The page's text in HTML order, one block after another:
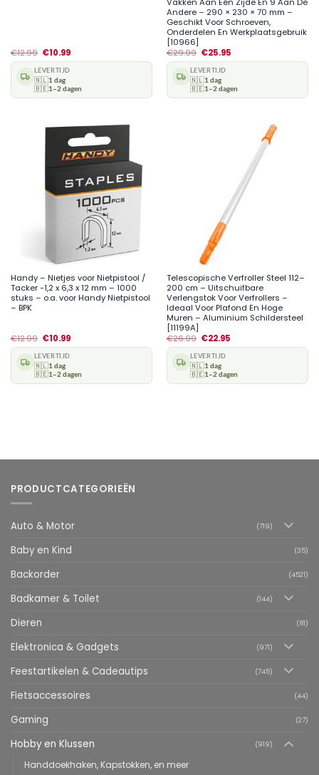
€12.99 €10.99
LEVERTIJD
🇳🇱1 dag
🇧🇪1–2 dagen
Andere – 290 × 230 × 70 mm –
Geschikt Voor Schroeven,
Onderdelen En Werkplaatsgebruik
[10966]
€29.99 €25.95
LEVERTIJD
🇳🇱1 dag
🇧🇪1–2 dagen
Handy – Nietjes voor Nietpistool /
Tacker -1,2 x 6,3 x 12 mm – 1000
stuks – o.a. voor Handy Nietpistool
– BPK
€12.99 €10.99
LEVERTIJD
🇳🇱1 dag
🇧🇪1–2 dagen
Telescopische Verfroller Steel 112–
200 cm – Uitschuifbare
Verlengstok Voor Verfrollers –
Ideaal Voor Plafond En Hoge
Muren – Aluminium Schildersteel
[11199A]
€26.99 €22.95
LEVERTIJD
🇳🇱1 dag
🇧🇪1–2 dagen
PRODUCTCATEGORIEËN
Auto & Motor (719)
Baby en Kind (35)
Backorder (4521)
Badkamer & Toilet (144)
Dieren (81)
Elektronica & Gadgets (971)
Feestartikelen & Cadeautips (745)
Fietsaccessoires (44)
Gaming (27)
Hobby en Klussen (919)
Handdoekhaken, Kapstokken, en meer